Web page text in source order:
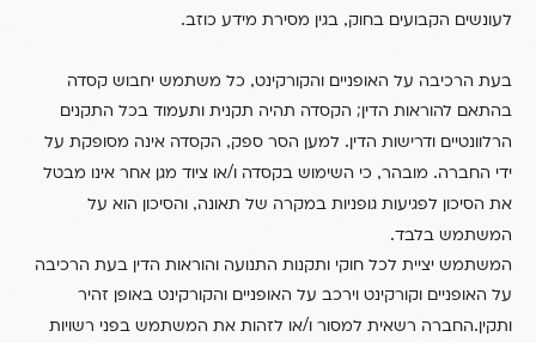
לעונשים הקבועים בחוק, בגין מסירת מידע כוזב.
בעת הרכיבה על האופניים והקורקינט, כל משתמש יחבוש קסדה
בהתאם להוראות הדין; הקסדה תהיה תקנית ותעמוד בכל התקנים
הרלוונטיים ודרישות הדין. למען הסר ספק, הקסדה אינה מסופקת על
ידי החברה. מובהר, כי השימוש בקסדה ו/או ציוד מגן אחר אינו מבטל
את הסיכון לפגיעות גופניות במקרה של תאונה, והסיכון הוא על
המשתמש בלבד.
המשתמש יציית לכל חוקי ותקנות התנועה והוראות הדין בעת הרכיבה
על האופניים וקורקינט וירכב על האופניים והקורקינט באופן זהיר
ותקין.החברה רשאית למסור ו/או לזהות את המשתמש בפני רשויות